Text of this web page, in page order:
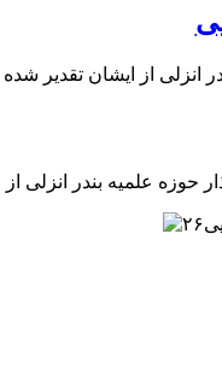
انزلی از ایشان